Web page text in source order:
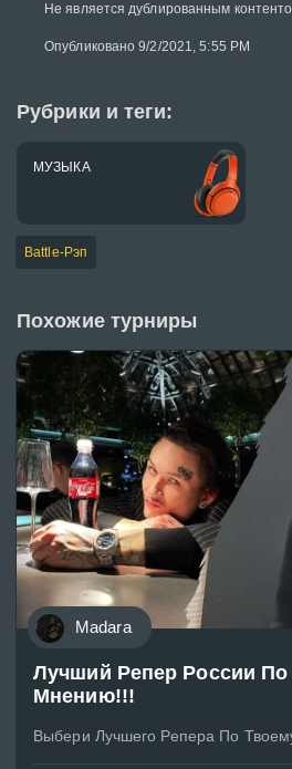
Не является дублированным
Опубликовано 9/2/2021, 5:55 PM
Рубрики и теги:
МУЗЫКА
Battle-Рэп
Похожие турниры
Madara
Лучший Репер России По
Мнению!!!
Выбери Лучшего Репера По